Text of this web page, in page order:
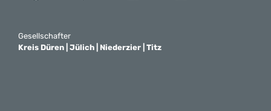
Gesellschafter
Kreis Düren | Jülich | Niederzier | Titz